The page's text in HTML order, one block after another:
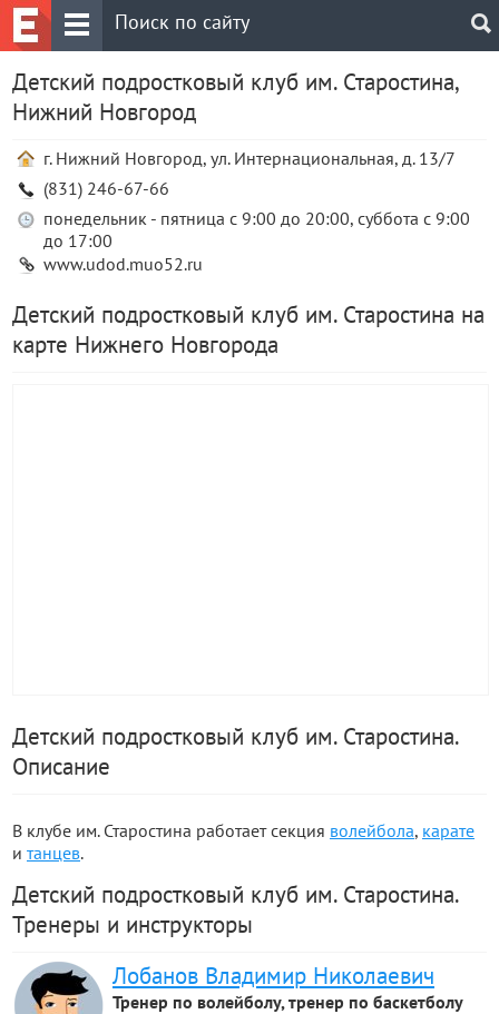
Детский подростковый клуб им. Старостина,
Нижний Новгород
г. Нижний Новгород, ул. Интернациональная, д. 13/7
(831) 246-67-66
понедельник - пятница с 9:00 до 20:00, суббота с 9:00
до 17:00
www.udod.muo52.ru
Детский подростковый клуб им. Старостина на
карте Нижнего Новгорода
Детский подростковый клуб им. Старостина.
Описание
В клубе им. Старостина работает секция волейбола, карате
и танцев.
Детский подростковый клуб им. Старостина.
Тренеры и инструкторы
Лобанов Владимир Николаевич
Тренер по волейболу, тренер по баскетболу